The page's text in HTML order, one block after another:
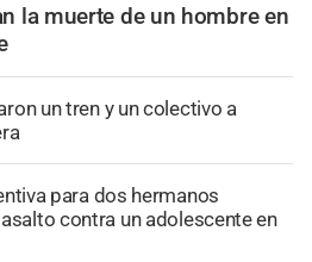
la muerte de un hombre en
un tren y un colectivo a
para dos hermanos
contra un adolescente en